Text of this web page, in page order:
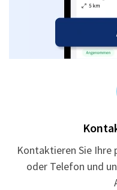
Kontaktieren Sie Ihre
oder Telefon und